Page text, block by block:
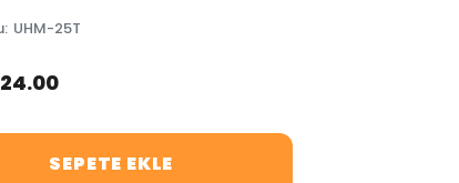
: UHM-25T
SEPETE EKLE